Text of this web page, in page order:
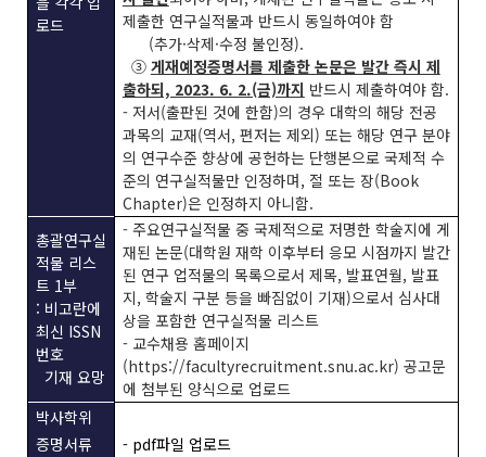
로드
제출한 연구실적물과 반드시 동일하여야 함
(추가·삭제·수정 불인정).
③ 게재예정증명서를 제출한 논문은 발간 즉시 제
출하되, 2023. 6. 2.(금)까지 반드시 제출하여야 함.
- 저서(출판된 것에 한함)의 경우 대학의 해당 전공
과목의 교재(역서, 편저는 제외) 또는 해당 연구 분야
의 연구수준 향상에 공헌하는 단행본으로 국제적 수
준의 연구실적물만 인정하며, 절 또는 장(Book
Chapter)은 인정하지 아니함.
총괄연구실
적물 리스
트 1부
: 비고란에
최신 ISSN
번호
기재 요망
- 주요연구실적물 중 국제적으로 저명한 학술지에 게
재된 논문(대학원 재학 이후부터 응모 시점까지 발간
된 연구 업적물의 목록으로서 제목, 발표연월, 발표
지, 학술지 구분 등을 빠짐없이 기재)으로서 심사대
상을 포함한 연구실적물 리스트
- 교수채용 홈페이지
(https://facultyrecruitment.snu.ac.kr) 공고문
에 첨부된 양식으로 업로드
박사학위
증명서류
- pdf파일 업로드